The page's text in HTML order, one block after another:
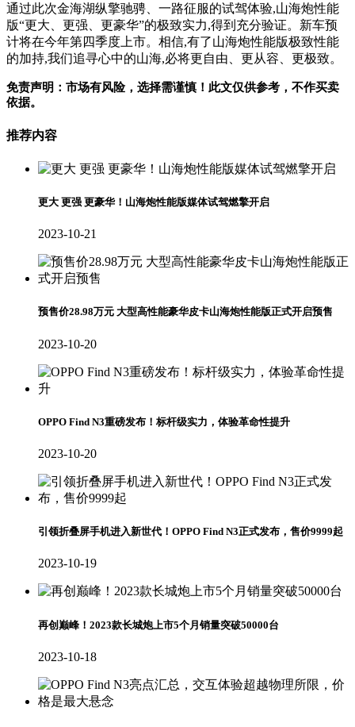
通过此次金海湖纵擎驰骋、一路征服的试驾体验,山海炮性能
版“更大、更强、更豪华”的极致实力,得到充分验证。新车预
计将在今年第四季度上市。相信,有了山海炮性能版极致性能
的加持,我们追寻心中的山海,必将更自由、更从容、更极致。
免责声明：市场有风险，选择需谨慎！此文仅供参考，不作买卖
依据。
推荐内容
更大 更强 更豪华！山海炮性能版媒体试驾燃擎开启
2023-10-21
预售价28.98万元 大型高性能豪华皮卡山海炮性能版正式开启预售
2023-10-20
OPPO Find N3重磅发布！标杆级实力，体验革命性提升
2023-10-20
引领折叠屏手机进入新世代！OPPO Find N3正式发布，售价9999起
2023-10-19
再创巅峰！2023款长城炮上市5个月销量突破50000台
2023-10-18